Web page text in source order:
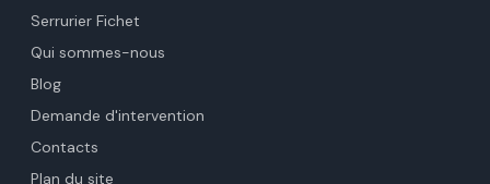
Serrurier Fichet
Qui sommes-nous
Blog
Demande d'intervention
Contacts
Plan du site